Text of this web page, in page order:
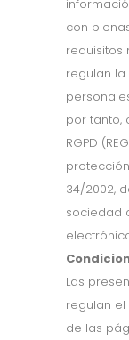
con
requisitos
regulan
por tanto,
RGPD
34/2002,
sociedad
Las
regulan
de las